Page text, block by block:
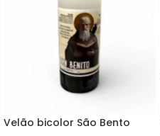
Velão bicolor São Bento